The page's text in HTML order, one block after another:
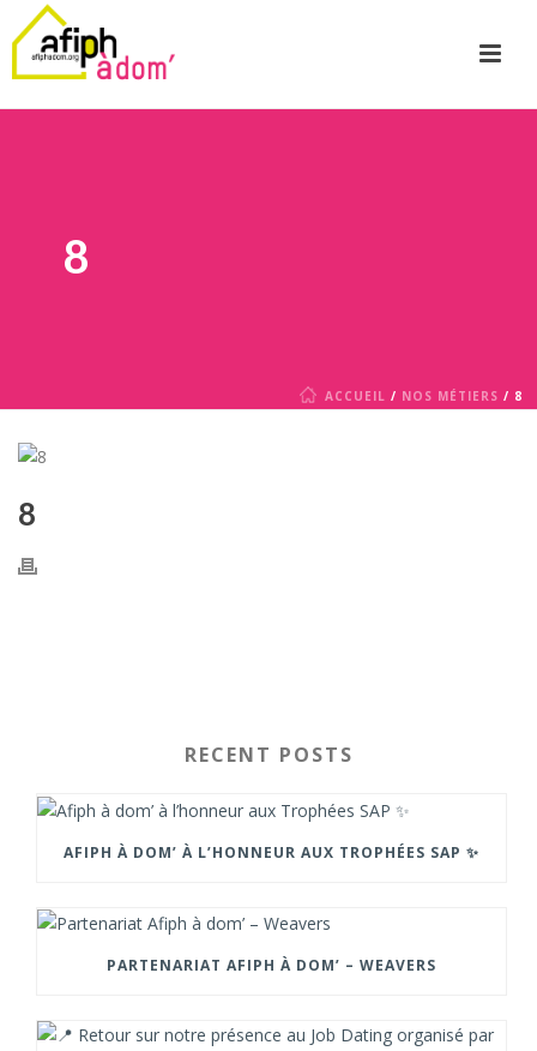
8
ACCUEIL / NOS MÉTIERS / 8
8
RECENT POSTS
AFIPH À DOM’ À L’HONNEUR AUX TROPHÉES SAP ✨
PARTENARIAT AFIPH À DOM’ – WEAVERS